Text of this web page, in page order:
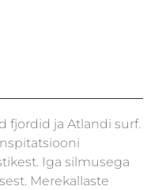
fjordid ja Atlandi surf.
Iga silmusega
Merekallaste